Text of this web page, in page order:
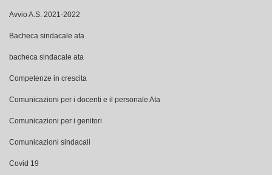
Avvio A.S. 2021-2022
Bacheca sindacale ata
bacheca sindacale ata
Competenze in crescita
Comunicazioni per i docenti e il personale Ata
Comunicazioni per i genitori
Comunicazioni sindacali
Covid 19